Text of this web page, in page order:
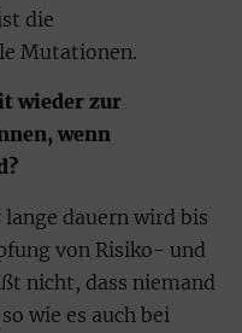
die
Mutationen.
wieder zur
wenn
dauern wird bis
von Risiko- und
nicht, dass niemand
wie es auch bei